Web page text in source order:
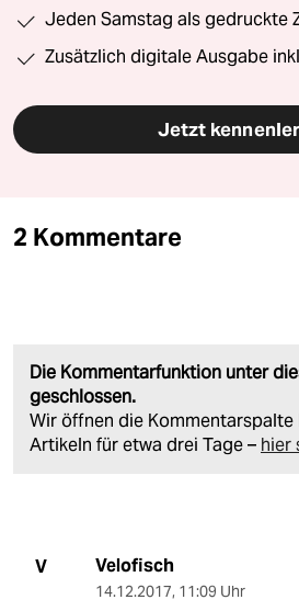
Jeden Samstag als gedruckte
Zusätzlich digitale Ausgabe
Jetzt
2 Kommentare
Die Kommentarfunktion unter
geschlossen.
Wir öffnen die Kommentarspalte
Artikeln für etwa drei Tage – hier
V Velofisch
14.12.2017, 11:09 Uhr